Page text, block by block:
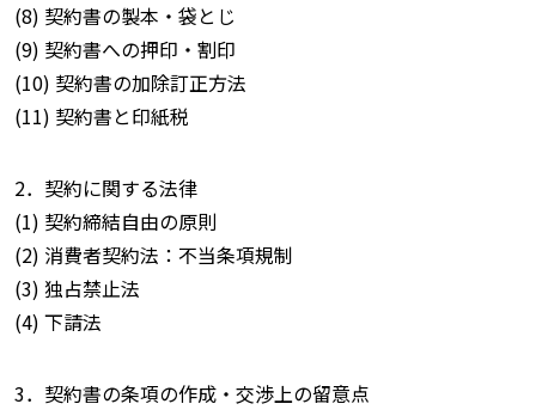
(8) 契約書の製本・袋とじ
(9) 契約書への押印・割印
(10) 契約書の加除訂正方法
(11) 契約書と印紙税
2．契約に関する法律
(1) 契約締結自由の原則
(2) 消費者契約法：不当条項規制
(3) 独占禁止法
(4) 下請法
3．契約書の条項の作成・交渉上の留意点